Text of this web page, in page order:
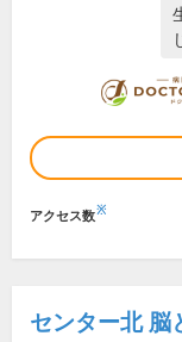
アクセス数※
センター北 脳